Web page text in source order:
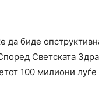
да биде
Светската
100 милиони луѓе